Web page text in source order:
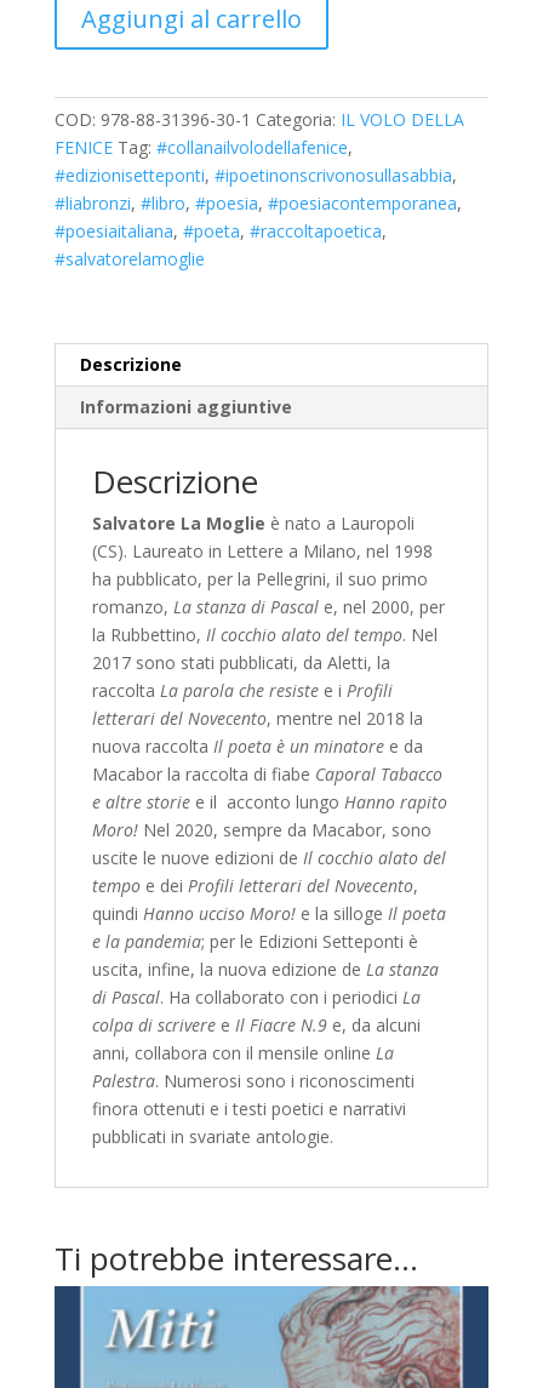
Aggiungi al carrello
COD: 978-88-31396-30-1 Categoria: IL VOLO DELLA
FENICE Tag: #collanailvolodellafenice,
#edizionisetteponti, #ipoetinonscrivonosullasabbia,
#liabronzi, #libro, #poesia, #poesiacontemporanea,
#poesiaitaliana, #poeta, #raccoltapoetica,
#salvatorelamoglie
Descrizione
Informazioni aggiuntive
Descrizione
Salvatore La Moglie è nato a Lauropoli
(CS). Laureato in Lettere a Milano, nel 1998
ha pubblicato, per la Pellegrini, il suo primo
romanzo, La stanza di Pascale, nel 2000, per
la Rubbettino, Il cocchio alato del tempo. Nel
2017 sono stati pubblicati, da Aletti, la
raccolta La parola che resistee i Profili
letterari del Novecento, mentre nel 2018 la
nuova raccolta Il poeta è un minatoree da
Macabor la raccolta di fiabe Caporal Tabacco
e altre storiee il acconto lungo Hanno rapito
Moro!Nel 2020, sempre da Macabor, sono
uscite le nuove edizioni de Il cocchio alato del
tempoe dei Profili letterari del Novecento,
quindi Hanno ucciso Moro!e la silloge Il poeta
e la pandemia; per le Edizioni Setteponti è
uscita, infine, la nuova edizione de La stanza
di Pascal. Ha collaborato con i periodici La
colpa di scriveree Il Fiacre N.9e, da alcuni
anni, collabora con il mensile online La
Palestra. Numerosi sono i riconoscimenti
finora ottenuti e i testi poetici e narrativi
pubblicati in svariate antologie.
Ti potrebbe interessare…